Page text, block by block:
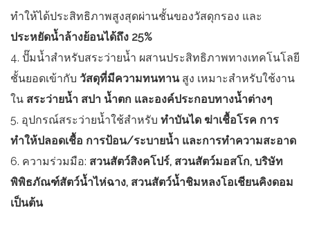
ทำให้ได้ประสิทธิภาพสูงสุดผ่านชั้นของวัสดุกรอง และ
ประหยัดน้ำล้างย้อนได้ถึง 25%
4. ปั๊มน้ำสำหรับสระว่ายน้ำ ผสานประสิทธิภาพทางเทคโนโลยี
ชั้นยอดเข้ากับ วัสดุที่มีความทนทานสูง เหมาะสำหรับใช้งาน
ใน สระว่ายน้ำ สปา น้ำตก และองค์ประกอบทางน้ำต่างๆ
5. อุปกรณ์สระว่ายน้ำใช้สำหรับ ทำบันได ฆ่าเชื้อโรค การ
ทำให้ปลอดเชื้อ การป้อน/ระบายน้ำ และการทำความสะอาด
6. ความร่วมมือ: สวนสัตว์สิงคโปร์, สวนสัตว์มอสโก, บริษัท
พิพิธภัณฑ์สัตว์น้ำไห่ฉาง, สวนสัตว์น้ำชิมหลงโอเชียนคิงดอม
เป็นต้น